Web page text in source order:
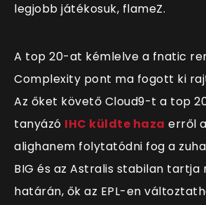
legjobb játékosuk, flameZ.
A top 20-at kémlelve a fnatic
Complexity pont ma fogott ki
Az őket követő Cloud9-t a top
tanyázó IHC küldte haza erről
alighanem folytatódni fog a
BIG és az Astralis stabilan tartja
határán, ők az EPL-en